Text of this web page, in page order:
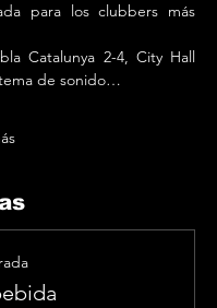
para los clubbers más
Catalunya 2-4, City Hall
de sonido…